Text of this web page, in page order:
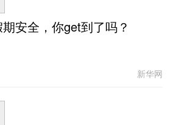
安全，你get到了吗？
新华网